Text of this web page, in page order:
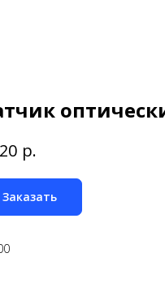
р.
Заказать